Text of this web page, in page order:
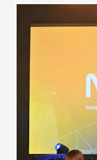
população
públicos e
epidemia
aumento de
de uma
contaminação
secretário.
contaminação